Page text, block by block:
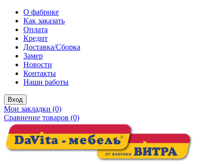
О фабрике
Как заказать
Оплата
Кредит
Доставка/Сборка
Замер
Новости
Контакты
Наши работы
Вход
Мои закладки (0)
Сравнение товаров (0)